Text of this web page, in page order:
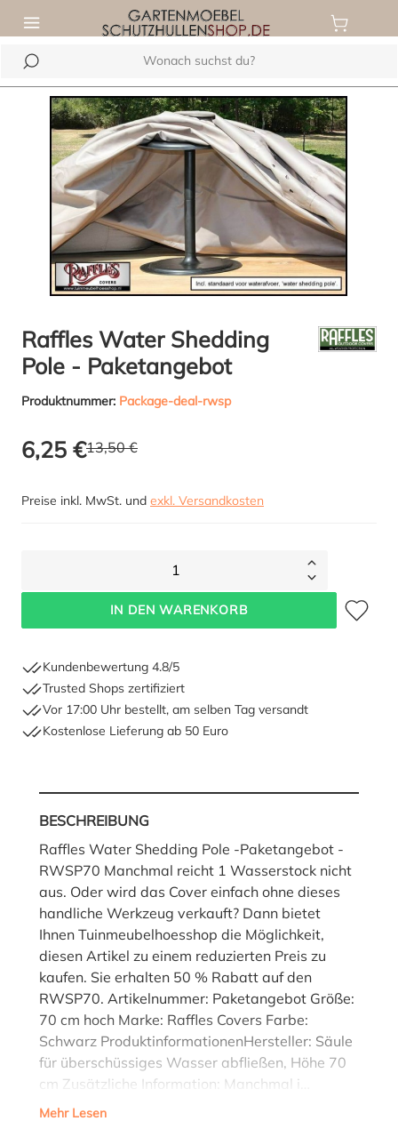
springen
Bildergalerie überspringen
Raffles Water Shedding
Pole - Paketangebot
Produktnummer: Package-deal-rwsp
6,25 €13,50 €
Preise inkl. MwSt. und exkl. Versandkosten
1
IN DEN WARENKORB
Zum
Kundenbewertung 4.8/5
Trusted Shops zertifiziert
Vor 17:00 Uhr bestellt, am selben Tag versandt
Kostenlose Lieferung ab 50 Euro
BESCHREIBUNG
Raffles Water Shedding Pole -Paketangebot -
RWSP70 Manchmal reicht 1 Wasserstock nicht
aus. Oder wird das Cover einfach ohne dieses
handliche Werkzeug verkauft? Dann bietet
Ihnen Tuinmeubelhoesshop die Möglichkeit,
diesen Artikel zu einem reduzierten Preis zu
kaufen. Sie erhalten 50 % Rabatt auf den
RWSP70. Artikelnummer: Paketangebot Größe:
70 cm hoch Marke: Raffles Covers Farbe:
Schwarz ProduktinformationenHersteller: Säule
für überschüssiges Wasser abfließen, Höhe 70
cm Zusätzliche Information: Manchmal i…
Mehr Lesen